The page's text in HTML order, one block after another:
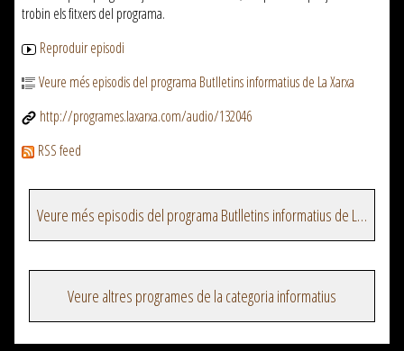
trobin els fitxers del programa.
Reproduir episodi
Veure més episodis del programa Butlletins informatius de La Xarxa
http://programes.laxarxa.com/audio/132046
RSS feed
Veure més episodis del programa Butlletins informatius de La Xarxa
Veure altres programes de la categoria informatius